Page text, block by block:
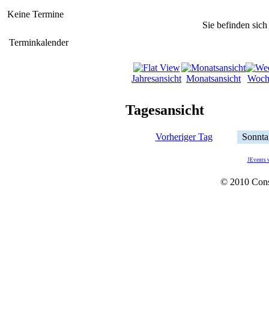
Keine Termine
Sie befinden
Terminkalender
Jahresansicht Monatsansicht
Tagesansicht
Vorheriger Tag
JEvents
© 2010